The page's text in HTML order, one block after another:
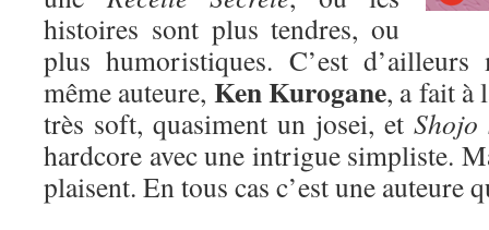
histoires sont plus tendres, ou
plus humoristiques. C’est d’ailleurs
même auteure, Ken Kurogane, a fait à
très soft, quasiment un josei, et Shojo
hardcore avec une intrigue simpliste.
plaisent. En tous cas c’est une auteure